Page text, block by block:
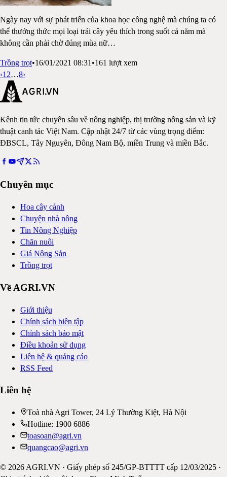
Ngày nay với sự phát triển của khoa học công nghệ mà chúng ta có
thể thưởng thức mọi loại trái cây yêu thích trong suốt cả năm mà
không cần phải chờ đúng mùa nữ…
Trồng trọt•16/01/2021 08:31 •161 lượt xem
‹1 2…8›
Kênh tin tức chuyên sâu về nông nghiệp, thị trường nông sản và kỹ
thuật canh tác Việt Nam. Cập nhật 24/7 từ các vùng trọng điểm:
ĐBSCL, Tây Nguyên, Đông Nam Bộ, miền Trung và miền Bắc.
Chuyên mục
Hoa cây cảnh
Chuyện nhà nông
Tin Nông Nghiệp
Chăn nuôi
Giá Nông Sản
Trồng trọt
Về AGRI.VN
Giới thiệu
Chính sách biên tập
Chính sách bảo mật
Điều khoản sử dụng
Liên hệ & quảng cáo
RSS Feed
Liên hệ
Toà nhà Agri Tower, 24 Lý Thường Kiệt, Hà Nội
Hotline: 1900 6886
toasoan@agri.vn
quangcao@agri.vn
© 2026 AGRI.VN · Giấy phép số 245/GP-BTTTT cấp 12/03/2025 ·